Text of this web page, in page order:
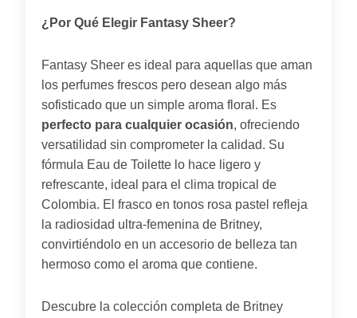
¿Por Qué Elegir Fantasy Sheer?
Fantasy Sheer es ideal para aquellas que aman
los perfumes frescos pero desean algo más
sofisticado que un simple aroma floral. Es
perfecto para cualquier ocasión, ofreciendo
versatilidad sin comprometer la calidad. Su
fórmula Eau de Toilette lo hace ligero y
refrescante, ideal para el clima tropical de
Colombia. El frasco en tonos rosa pastel refleja
la radiosidad ultra-femenina de Britney,
convirtiéndolo en un accesorio de belleza tan
hermoso como el aroma que contiene.
Descubre la colección completa de Britney